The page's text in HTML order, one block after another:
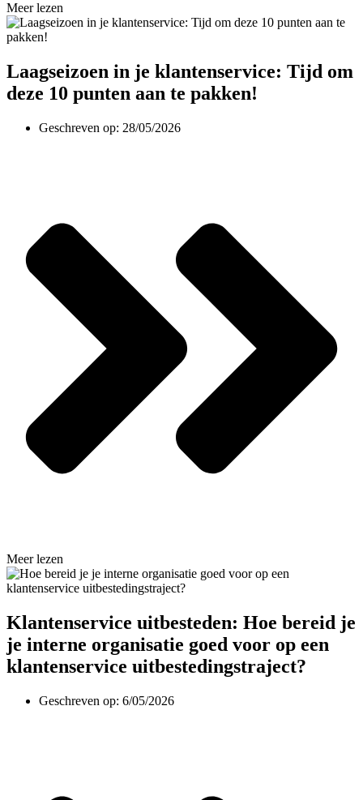
Meer lezen
Laagseizoen in je klantenservice: Tijd om
deze 10 punten aan te pakken!
Geschreven op: 28/05/2026
Meer lezen
Klantenservice uitbesteden: Hoe bereid je
je interne organisatie goed voor op een
klantenservice uitbestedingstraject?
Geschreven op: 6/05/2026